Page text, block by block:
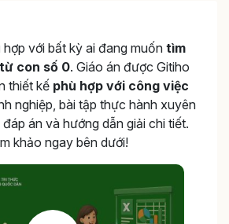
với bất kỳ ai đang muốn tìm
con số 0. Giáo án được Gitiho
thiết kế phù hợp với công việc
nghiệp, bài tập thực hành xuyên
án và hướng dẫn giải chi tiết.
khảo ngay bên dưới!